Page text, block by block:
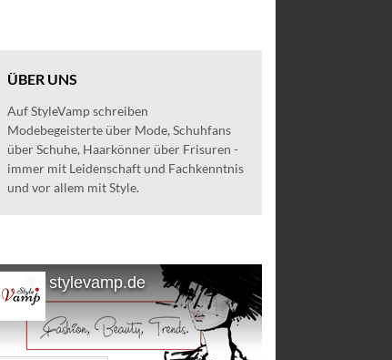
ÜBER UNS
Auf StyleVamp schreiben
Modebegeisterte über Mode, Schuhfans
über Schuhe, Haarkönner über Frisuren -
immer mit Leidenschaft und Fachkenntnis
und vor allem mit Style.
stylevamp.de